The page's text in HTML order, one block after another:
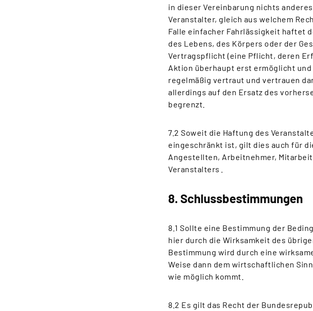
in dieser Vereinbarung nichts
Veranstalter, gleich aus welchem
Falle einfacher Fahrlässigkeit haftet
des Lebens, des Körpers oder der
Vertragspflicht (eine Pflicht, deren
Aktion überhaupt erst ermöglicht
regelmäßig vertraut und vertrauen
allerdings auf den Ersatz des
begrenzt.
7.2 Soweit die Haftung des
eingeschränkt ist, gilt dies auch für
Angestellten, Arbeitnehmer,
Veranstalters .
8. Schlussbestimmungen
8.1 Sollte eine Bestimmung der
hier durch die Wirksamkeit des
Bestimmung wird durch eine
Weise dann dem wirtschaftlichen
wie möglich kommt.
8.2 Es gilt das Recht der